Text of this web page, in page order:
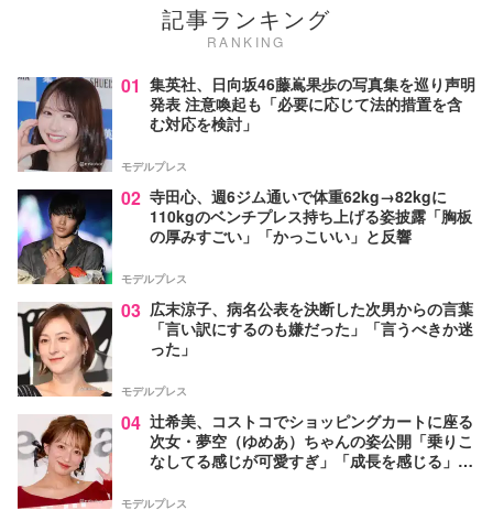
記事ランキング
RANKING
01 集英社、日向坂46藤嶌果歩の写真集を巡り声明
発表 注意喚起も「必要に応じて法的措置を含
む対応を検討」
モデルプレス
02 寺田心、週6ジム通いで体重62kg→82kgに
110kgのベンチプレス持ち上げる姿披露「胸板
の厚みすごい」「かっこいい」と反響
モデルプレス
03 広末涼子、病名公表を決断した次男からの言葉
「言い訳にするのも嫌だった」「言うべきか迷
った」
モデルプレス
04 辻希美、コストコでショッピングカートに座る
次女・夢空（ゆめあ）ちゃんの姿公開「乗りこ
なしてる感じが可愛すぎ」「成長を感じる」の
モデルプレス